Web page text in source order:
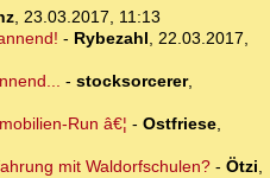
, 23.03.2017, 11:13
- Rybezahl, 22.03.2017,
- stocksorcerer,
Run â€¦ - Ostfriese,
mit Waldorfschulen?- Ötzi,